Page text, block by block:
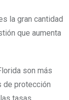
la gran cantidad
que aumenta
son más
de protección